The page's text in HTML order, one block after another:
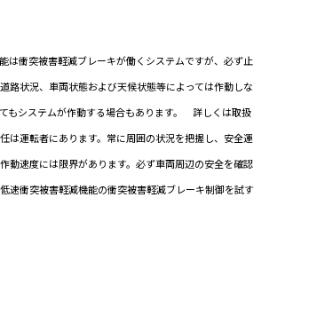
衝突被害軽減ブレーキが働くシステムですが、必ず止
状況、車両状態および天候状態等によっては作動しな
もシステムが作動する場合もあります。 詳しくは取扱
運転者にあります。常に周囲の状況を把握し、安全運
速度には限界があります。必ず車両周辺の安全を確認
速衝突被害軽減機能の衝突被害軽減ブレーキ制御を試す